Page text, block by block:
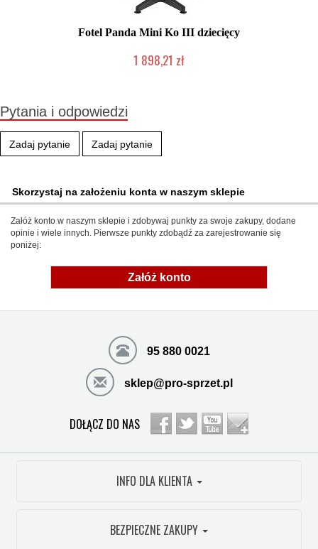
Fotel Panda Mini Ko III dziecięcy
1 898,21 zł
Pytania i odpowiedzi
Zadaj pytanie Zadaj pytanie
Skorzystaj na założeniu konta w naszym sklepie
Załóż konto w naszym sklepie i zdobywaj punkty za swoje zakupy, dodane
opinie i wiele innych. Pierwsze punkty zdobądź za zarejestrowanie się
poniżej:
Załóż konto
95 880 0021
sklep@pro-sprzet.pl
DOŁĄCZ DO NAS
INFO DLA KLIENTA
BEZPIECZNE ZAKUPY